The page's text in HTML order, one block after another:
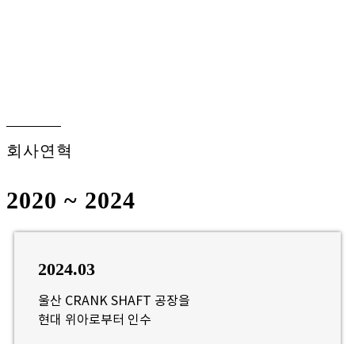
회사연혁
2020 ~ 2024
2024.03
울산 CRANK SHAFT 공장을
현대 위아로부터 인수